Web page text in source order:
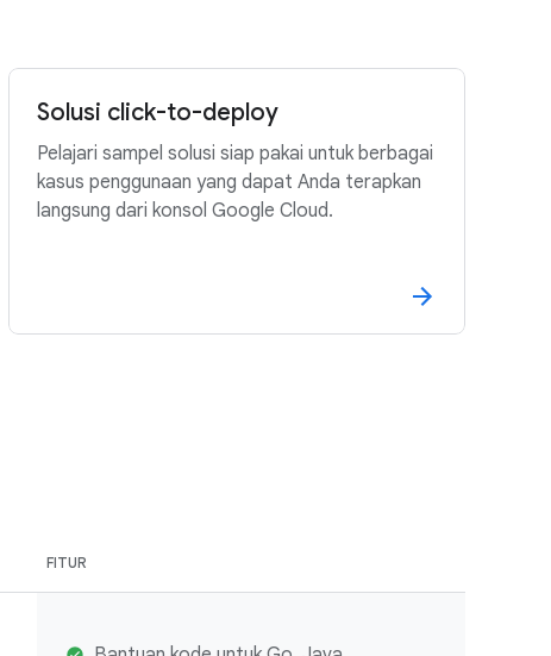
Solusi click-to-deploy
Pelajari sampel solusi siap pakai untuk berbagai
kasus penggunaan yang dapat Anda terapkan
langsung dari konsol Google Cloud.
FITUR